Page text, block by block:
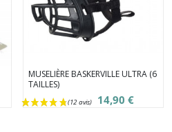
MUSELIÈRE BASKERVILLE ULTRA (6
TAILLES)
14,90 €